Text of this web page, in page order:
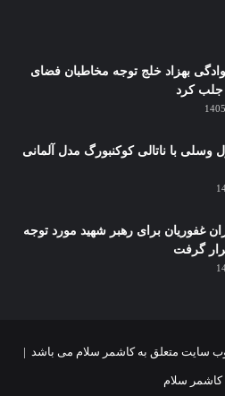
بهزاد خلج توجه مخاطبان فضای
جلب کرد
وسلی با ناتالی کوکنبورگ مدل آلمانی
غفوریان برای رهبر شهید مورد توجه
گرفت
کاشمر سلام